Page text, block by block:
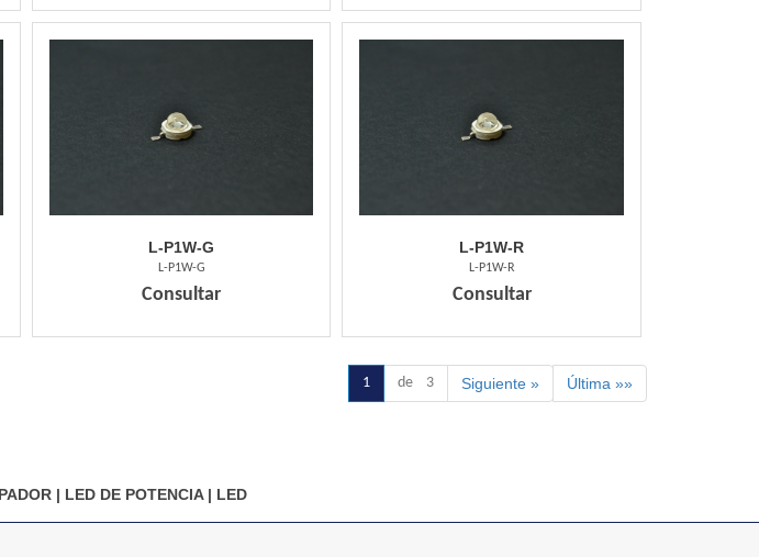
L-P1W-G
L-P1W-G
Consultar
L-P1W-R
L-P1W-R
Consultar
1 de 3 Siguiente » Última »»
| LED DE POTENCIA| LED